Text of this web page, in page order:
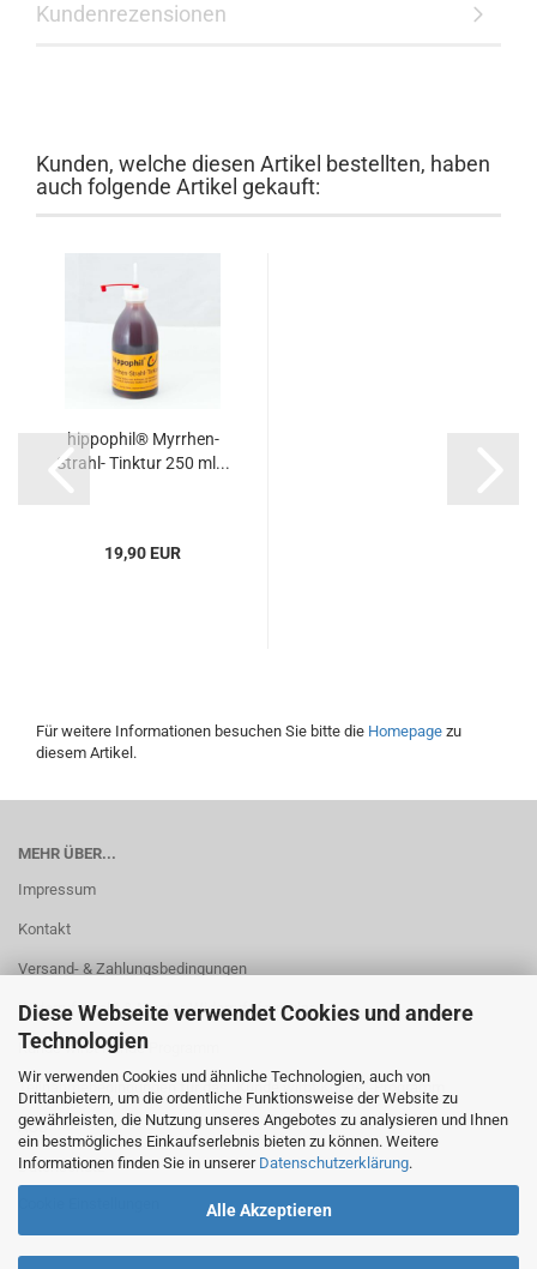
Diese Webseite verwendet Cookies und andere
Technologien
Wir verwenden Cookies und ähnliche Technologien, auch von
Drittanbietern, um die ordentliche Funktionsweise der Website zu
gewährleisten, die Nutzung unseres Angebotes zu analysieren und Ihnen
ein bestmögliches Einkaufserlebnis bieten zu können. Weitere
Informationen finden Sie in unserer Datenschutzerklärung.
Alle Akzeptieren
Kundenrezensionen
Kunden, welche diesen Artikel bestellten, haben
auch folgende Artikel gekauft:
hippophil® Myrrhen-
Strahl- Tinktur 250 ml...
19,90 EUR
Für weitere Informationen besuchen Sie bitte die Homepage zu
diesem Artikel.
MEHR ÜBER...
Impressum
Kontakt
Versand- & Zahlungsbedingungen
Widerrufsrecht & Muster-Widerrufsformular
Kunde wirbt Kunde Programm
Teilnahmebedingungen für das „Kunde wirbt Kunde“-Programm
AGB
Datenschutz